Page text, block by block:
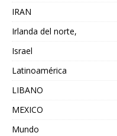
IRAN
Irlanda del norte,
Israel
Latinoamérica
LIBANO
MEXICO
Mundo